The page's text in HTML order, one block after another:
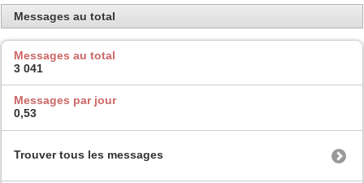
Messages au total
Messages au total
3 041
Messages par jour
0,53
Trouver tous les messages